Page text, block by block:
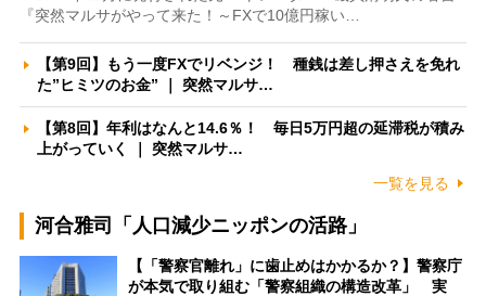
『突然マルサがやって来た！～FXで10億円稼い…
【第9回】もう一度FXでリベンジ！ 種銭は差し押さえを免れ
た”ヒミツのお金” ｜ 突然マルサ…
【第8回】年利はなんと14.6％！ 毎日5万円超の延滞税が積み
上がっていく ｜ 突然マルサ…
一覧を見る
河合雅司「人口減少ニッポンの活路」
【「警察官離れ」に歯止めはかかるか？】警察庁
が本気で取り組む「警察組織の構造改革」 実